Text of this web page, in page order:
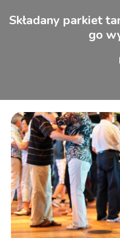
Składany parkiet
go